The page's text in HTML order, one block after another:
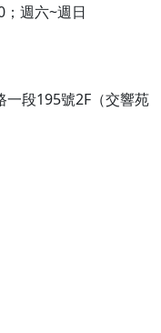
週六~週日
段195號2F（交響苑